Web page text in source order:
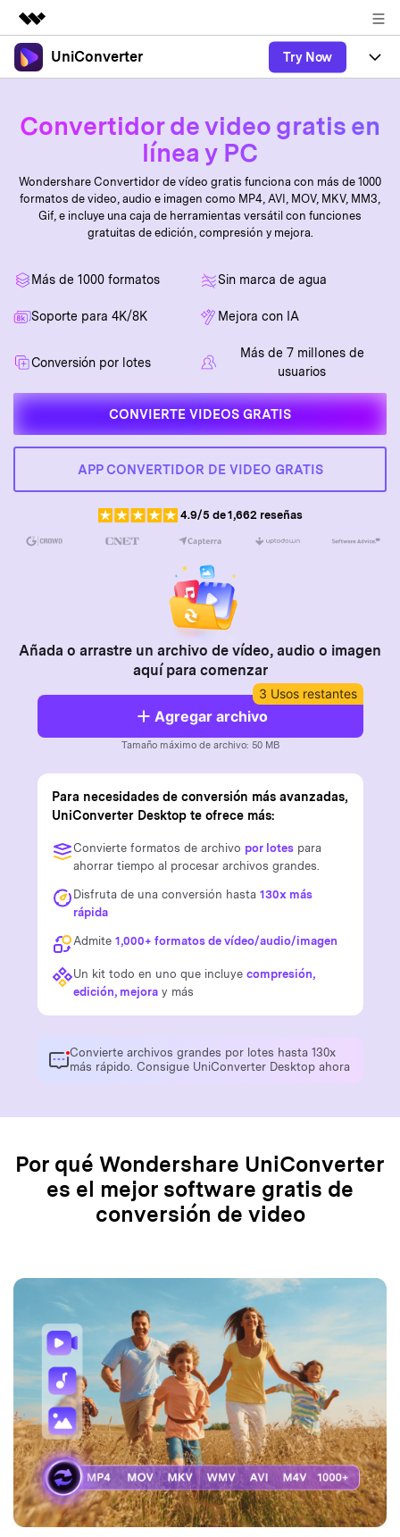
Productos destacados
Utilidades
Resumen
Sala de prensa
Soporte
UniConverter Try Now
UniConverter-Convertidor de Video
UniConverter para Windows
UniConverter para Mac
AniSmall para iOS
Convertir de Voz a Texto
Convertir con precisión de voz a
texto para audio y video.
Nuevo
Convertidor de Video
Disfruta de funciones de
Popular
AI Lab
Video/Audio
Soluciones
Aficionados al Deporte
UniConverter
Nuevo
Los usuarios educativos disfrutan
Popular
Usuarios de Película
Usuarios de DVD
Usuarios de Mac
Guía
paso a paso a continuación.
FAQs
Toda la información que necesita para utilizar UniConverter.
Mira el video tutorial para aprender a usar UniConverter.
Especificaciones técnicas
compatibles con UniConverter.
Los productos y las actualizaciones más recientes.
Actualizar a VC17
search
Convertidor de video gratis en
línea y PC
Wondershare Convertidor de vídeo gratis funciona con más de 1000
formatos de video, audio e imagen como MP4, AVI, MOV, MKV, MM3,
Gif, e incluye una caja de herramientas versátil con funciones
gratuitas de edición, compresión y mejora.
Más de 1000 formatos Sin marca de agua
Soporte para 4K/8K Mejora con IA
Conversión por lotes
Más de 7 millones de
usuarios
CONVIERTE VIDEOS GRATIS
APP CONVERTIDOR DE VIDEO GRATIS
4.9/5 de 1,662 reseñas
Añada o arrastre un archivo de vídeo, audio o imagen
aquí para comenzar
Agregar archivo
3 Usos restantes
Tamaño máximo de archivo: 50 MB
Para necesidades de conversión más avanzadas,
UniConverter Desktop te ofrece más:
Convierte formatos de archivo por lotespara
ahorrar tiempo al procesar archivos grandes.
Disfruta de una conversión hasta 130x más
rápida
Admite 1,000+ formatos de vídeo/audio/imagen
Un kit todo en uno que incluye compresión,
edición, mejoray más
Convierte archivos grandes por lotes hasta 130x
más rápido. Consigue UniConverter Desktop ahora
Por qué Wondershare UniConverter
es el mejor software gratis de
conversión de video